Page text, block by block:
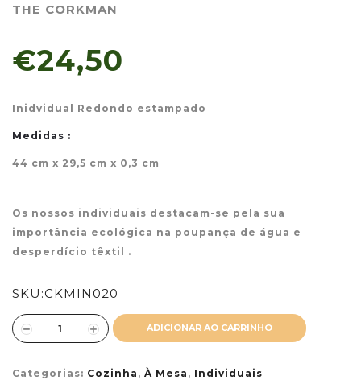
THE CORKMAN
€24,50
Inidvidual Redondo estampado
Medidas :
44 cm x 29,5 cm x 0,3 cm
Os nossos individuais destacam-se pela sua
importância ecológica na poupança de água e
desperdício têxtil .
SKU:CKMIN020
ADICIONAR AO CARRINHO
Categorias: Cozinha , À Mesa , Individuais